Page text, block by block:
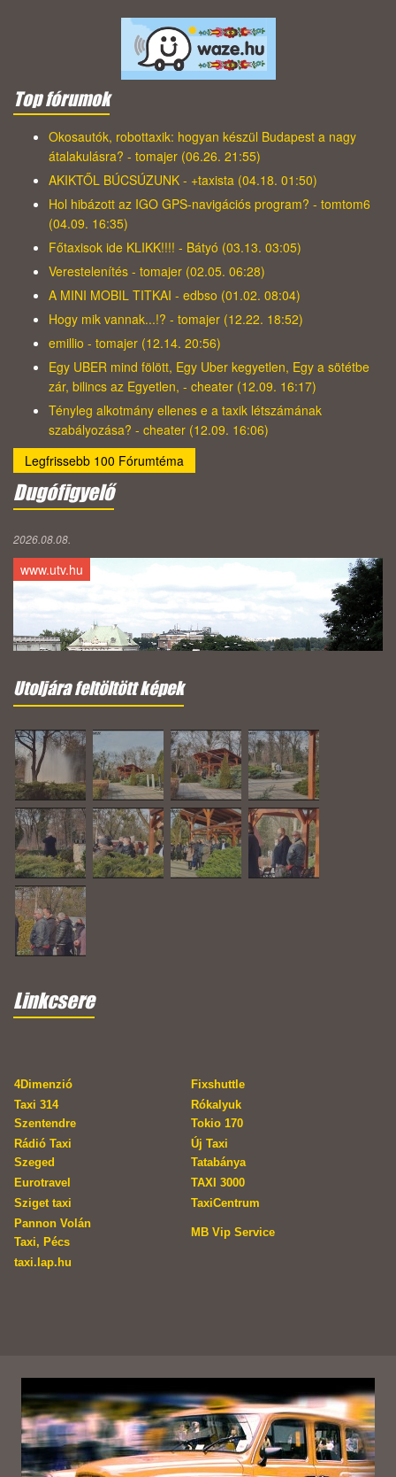
Top fórumok
Okosautók, robottaxik: hogyan készül Budapest a nagy
átalakulásra? - tomajer (06.26. 21:55)
AKIKTŐL BÚCSÚZUNK - +taxista (04.18. 01:50)
Hol hibázott az IGO GPS-navigációs program? - tomtom6
(04.09. 16:35)
Főtaxisok ide KLIKK!!!! - Bátyó (03.13. 03:05)
Verestelenítés - tomajer (02.05. 06:28)
A MINI MOBIL TITKAI - edbso (01.02. 08:04)
Hogy mik vannak...!? - tomajer (12.22. 18:52)
emillio - tomajer (12.14. 20:56)
Egy UBER mind fölött, Egy Uber kegyetlen, Egy a sötétbe
zár, bilincs az Egyetlen, - cheater (12.09. 16:17)
Tényleg alkotmány ellenes e a taxik létszámának
szabályozása? - cheater (12.09. 16:06)
Legfrissebb 100 Fórumtéma
Dugófigyelő
2026.08.08.
www.utv.hu
Utoljára feltöltött képek
Linkcsere
4Dimenzió
Fixshuttle
Taxi 314
Szentendre
Rókalyuk
Tokio 170
Rádió Taxi
Szeged
Új Taxi
Tatabánya
Eurotravel
TAXI 3000
Sziget taxi
TaxiCentrum
Pannon Volán
Taxi, Pécs
MB Vip Service
taxi.lap.hu